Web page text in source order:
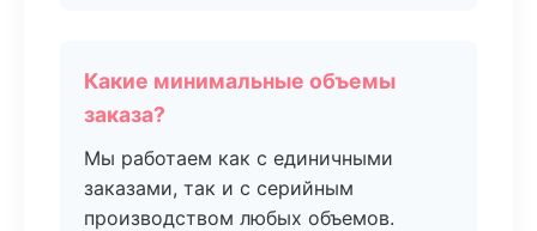
Какие минимальные объемы
заказа?
Мы работаем как с единичными
заказами, так и с серийным
производством любых объемов.